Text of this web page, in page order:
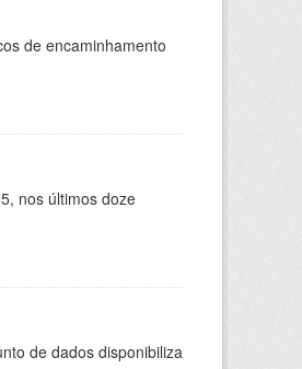
de encaminhamento
nos últimos doze
de dados disponibiliza